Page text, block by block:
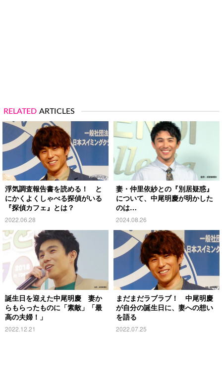
RELATED ARTICLES
浮気調査報告書を読める！ と
にかくよくしゃべる探偵がいる
『探偵カフェ』とは？
2022.06.28
妻・仲里依紗との『別居疑惑』
について、中尾明慶が明かした
のは…
2024.08.26
誕生日を迎えた中尾明慶 妻か
らもらったものに「素敵」「最
高の夫婦！」
2022.12.21
まだまだラブラブ！ 中尾明慶
が自分の誕生日に、妻への想い
を語る
2022.07.25